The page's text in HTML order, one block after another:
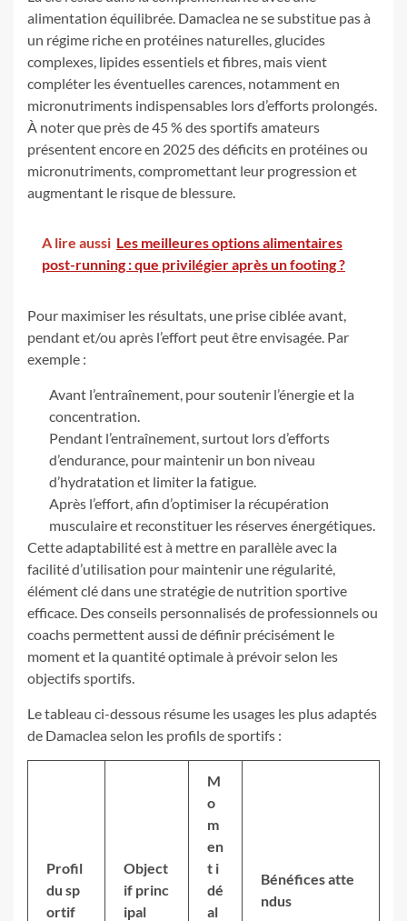
alimentation équilibrée. Damaclea ne se substitue pas à
un régime riche en protéines naturelles, glucides
complexes, lipides essentiels et fibres, mais vient
compléter les éventuelles carences, notamment en
micronutriments indispensables lors d’efforts prolongés.
À noter que près de 45 % des sportifs amateurs
présentent encore en 2025 des déficits en protéines ou
micronutriments, compromettant leur progression et
augmentant le risque de blessure.
A lire aussi Les meilleures options alimentaires
post-running : que privilégier après un footing ?
Pour maximiser les résultats, une prise ciblée avant,
pendant et/ou après l’effort peut être envisagée. Par
exemple :
Avant l’entraînement, pour soutenir l’énergie et la
concentration.
Pendant l’entraînement, surtout lors d’efforts
d’endurance, pour maintenir un bon niveau
d’hydratation et limiter la fatigue.
Après l’effort, afin d’optimiser la récupération
musculaire et reconstituer les réserves énergétiques.
Cette adaptabilité est à mettre en parallèle avec la
facilité d’utilisation pour maintenir une régularité,
élément clé dans une stratégie de nutrition sportive
efficace. Des conseils personnalisés de professionnels ou
coachs permettent aussi de définir précisément le
moment et la quantité optimale à prévoir selon les
objectifs sportifs.
Le tableau ci-dessous résume les usages les plus adaptés
de Damaclea selon les profils de sportifs :
Profil
du sp
ortif
Object
if princ
ipal
M
o
m
en
t i
dé
al
Bénéfices atte
ndus